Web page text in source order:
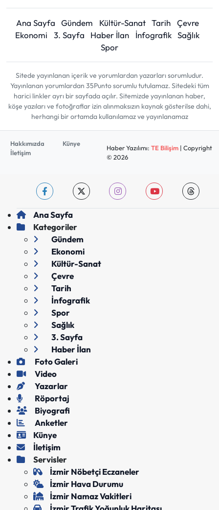
Ana Sayfa Gündem Kültür-Sanat Tarih
Çevre
Ekonomi
3. Sayfa Haber İlan İnfografik Sağlık
Spor
Sitede yayınlanan içerik ve yorumlardan yazarları sorumludur.
Yayınlanan yorumlardan 35Punto sorumlu tutulamaz. Sitedeki tüm
harici linkler ayrı bir sayfada açılır. Sitemizde yayınlanan haber,
köşe yazıları ve fotoğraflar izin alınmaksızın kaynak gösterilse dahi,
herhangi bir ortamda kullanılamaz ve yayınlanamaz
Hakkımızda
Künye
İletişim
Haber Yazılımı: TE Bilişim| Copyright
© 2026
Ana Sayfa
Kategoriler
Gündem
Ekonomi
Kültür-Sanat
Çevre
Tarih
İnfografik
Spor
Sağlık
3. Sayfa
Haber İlan
Foto Galeri
Video
Yazarlar
Röportaj
Biyografi
Anketler
Künye
İletişim
Servisler
İzmir Nöbetçi Eczaneler
İzmir Hava Durumu
İzmir Namaz Vakitleri